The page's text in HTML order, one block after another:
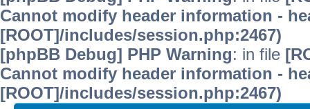
Cannot modify header information -
[ROOT]/includes/session.php:2467)
[phpBB Debug] PHP Warning: in file
Cannot modify header information -
[ROOT]/includes/session.php:2467)